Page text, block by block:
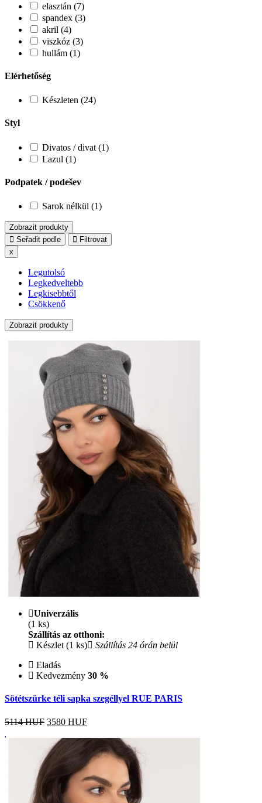
elasztán (7)
spandex (3)
akril (4)
viszkóz (3)
hullám (1)
Elérhetőség
Készleten (24)
Styl
Divatos / divat (1)
Lazul (1)
Podpatek / podešev
Sarok nélkül (1)
Zobrazit produkty
Seřadit podle
Filtrovat
x
Legutolsó
Legkedveltebb
Legkisebbtől
Csökkenő
Zobrazit produkty
Univerzális
(1 ks)
Szállítás az otthoni:
Készlet (1 ks)
Szállítás 24 órán belül
Eladás
Kedvezmény 30 %
Sötétszürke téli sapka szegéllyel RUE PARIS
5114 HUF 3580 HUF